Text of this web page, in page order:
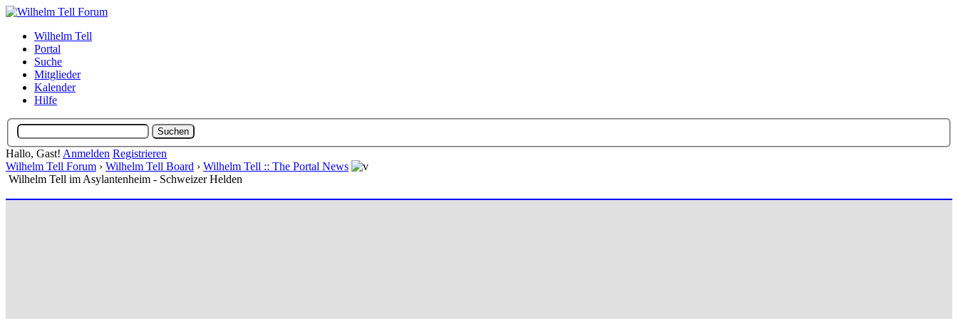
Wilhelm Tell
Portal
Suche
Mitglieder
Kalender
Hilfe
Hallo, Gast! Anmelden Registrieren
Wilhelm Tell Forum › Wilhelm Tell Board › Wilhelm Tell :: The Portal News
Wilhelm Tell im Asylantenheim - Schweizer Helden